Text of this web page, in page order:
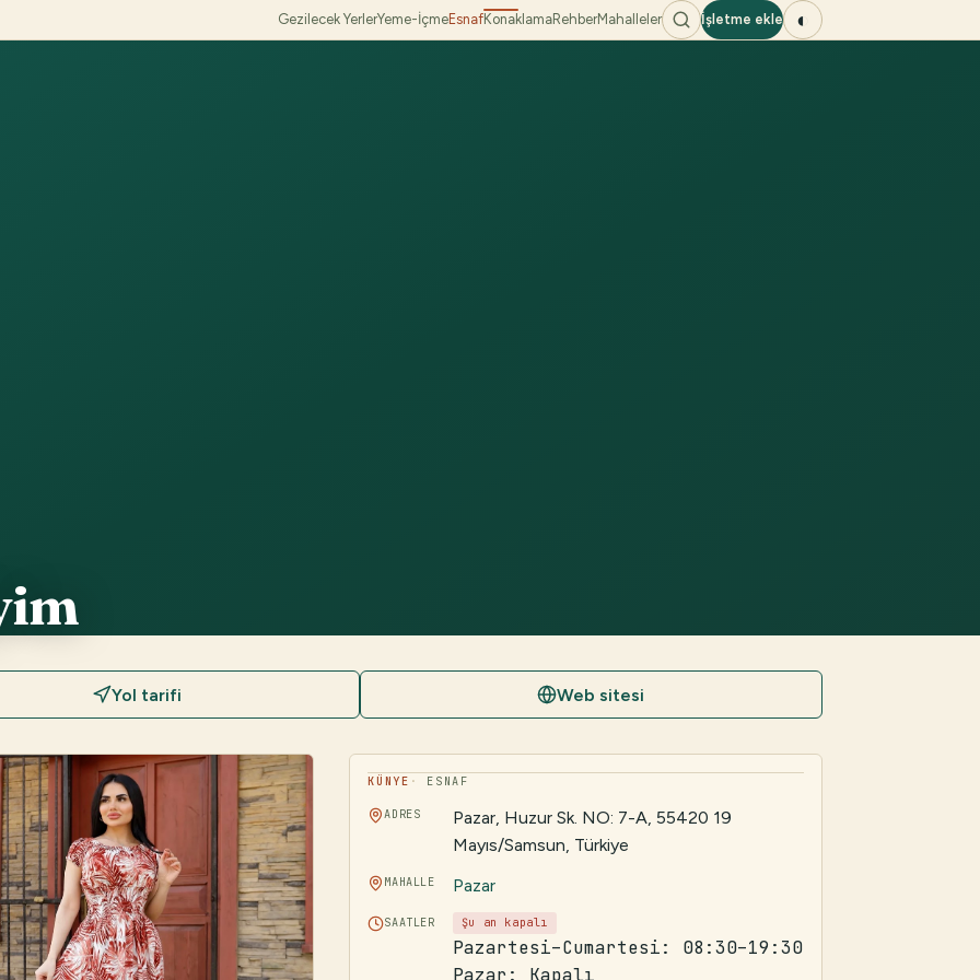
Gezilecek YerlerYeme-İçmeEsnafKonaklamaRehberMahalleler İşletme ekle ◐
Yol tarifi Web sitesi
KÜNYE ESNAF
ADRES
Pazar, Huzur Sk. NO: 7-A, 55420 19
Mayıs/Samsun, Türkiye
MAHALLE Pazar
SAATLER Şu an kapalı
Pazartesi–Cumartesi: 08:30–19:30
Pazar: Kapalı